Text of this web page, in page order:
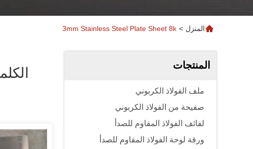
المنزل >
3mm Stainless Steel Plate Sheet 8k
المنتجات
ملف الفولاذ الكربوني
صفيحة من الفولاذ الكربوني
لفائف الفولاذ المقاوم للصدأ
ورقة لوحة الفولاذ المقاوم للصدأ